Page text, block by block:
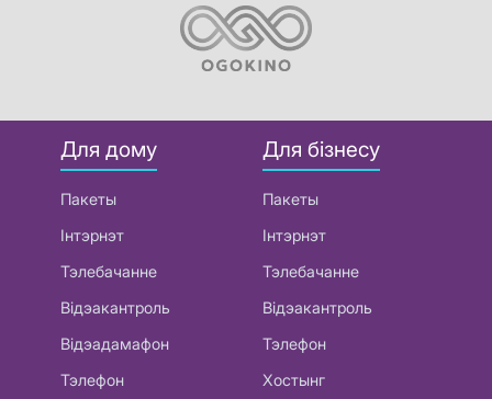
Для дому
Пакеты
Інтэрнэт
Тэлебачанне
Відэакантроль
Відэадамафон
Тэлефон
Для бізнесу
Пакеты
Інтэрнэт
Тэлебачанне
Відэакантроль
Тэлефон
Хостынг